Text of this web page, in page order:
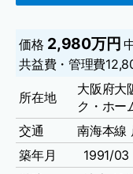
価格 2,980万円
共益費・管理費
所在地
大阪府
ク・ホー
交通
南海本線
築年月
1991/03